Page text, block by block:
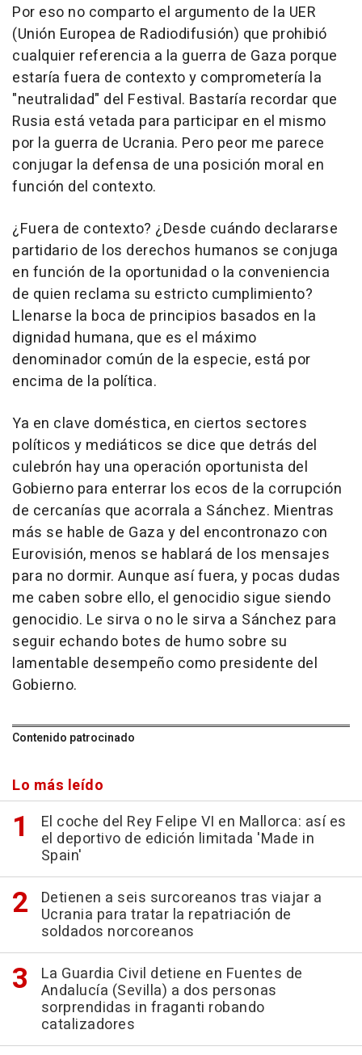
Por eso no comparto el argumento de la UER
(Unión Europea de Radiodifusión) que prohibió
cualquier referencia a la guerra de Gaza porque
estaría fuera de contexto y comprometería la
"neutralidad" del Festival. Bastaría recordar que
Rusia está vetada para participar en el mismo
por la guerra de Ucrania. Pero peor me parece
conjugar la defensa de una posición moral en
función del contexto.
¿Fuera de contexto? ¿Desde cuándo declararse
partidario de los derechos humanos se conjuga
en función de la oportunidad o la conveniencia
de quien reclama su estricto cumplimiento?
Llenarse la boca de principios basados en la
dignidad humana, que es el máximo
denominador común de la especie, está por
encima de la política.
Ya en clave doméstica, en ciertos sectores
políticos y mediáticos se dice que detrás del
culebrón hay una operación oportunista del
Gobierno para enterrar los ecos de la corrupción
de cercanías que acorrala a Sánchez. Mientras
más se hable de Gaza y del encontronazo con
Eurovisión, menos se hablará de los mensajes
para no dormir. Aunque así fuera, y pocas dudas
me caben sobre ello, el genocidio sigue siendo
genocidio. Le sirva o no le sirva a Sánchez para
seguir echando botes de humo sobre su
lamentable desempeño como presidente del
Gobierno.
Contenido patrocinado
Lo más leído
El coche del Rey Felipe VI en Mallorca: así es
el deportivo de edición limitada 'Made in
Spain'
Detienen a seis surcoreanos tras viajar a
Ucrania para tratar la repatriación de
soldados norcoreanos
La Guardia Civil detiene en Fuentes de
Andalucía (Sevilla) a dos personas
sorprendidas in fraganti robando
catalizadores